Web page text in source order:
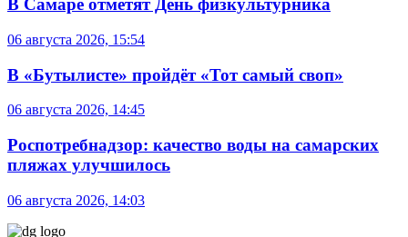
В Самаре отметят День физкультурника
06 августа 2026, 15:54
В «Бутылисте» пройдёт «Тот самый своп»
06 августа 2026, 14:45
Роспотребнадзор: качество воды на самарских
пляжах улучшилось
06 августа 2026, 14:03